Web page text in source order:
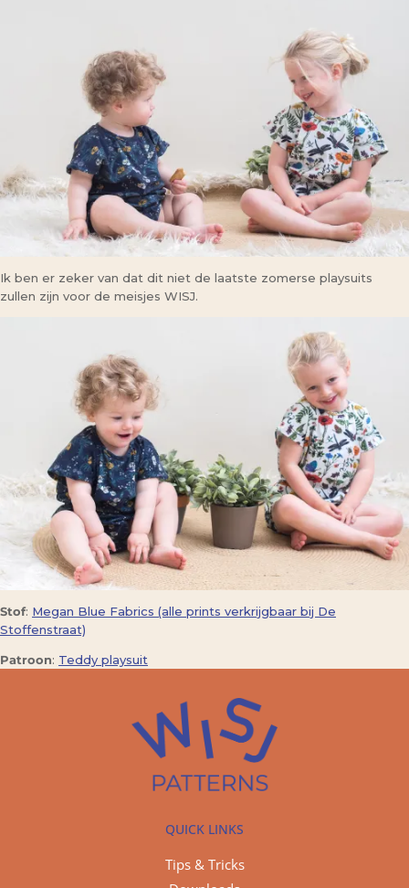
Ik ben er zeker van dat dit niet de laatste zomerse playsuits
zullen zijn voor de meisjes WISJ.
Stof: Megan Blue Fabrics (alle prints verkrijgbaar bij De
Stoffenstraat)
Patroon: Teddy playsuit
QUICK LINKS
Tips & Tricks